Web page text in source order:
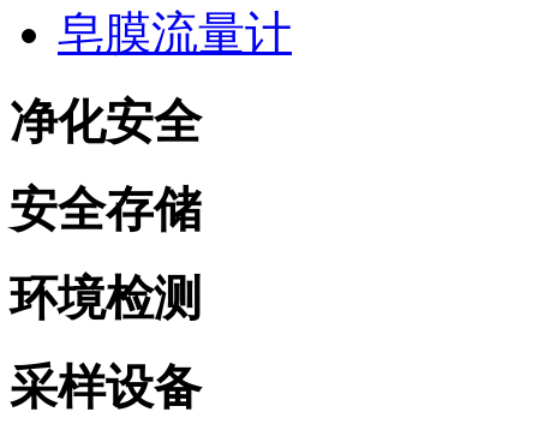
皂膜流量计
净化安全
安全存储
环境检测
采样设备